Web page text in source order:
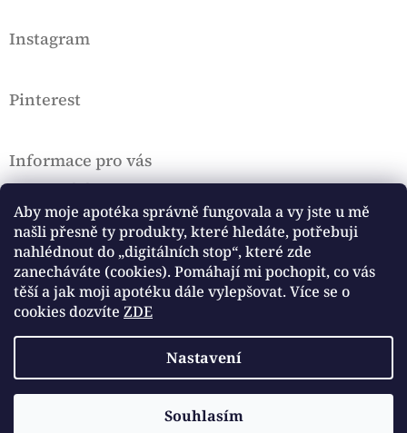
Aby moje apotéka správně fungovala a vy jste u mě
našli přesně ty produkty, které hledáte, potřebuji
nahlédnout do „digitálních stop“, které zde
zanecháváte (cookies). Pomáhají mi pochopit, co vás
těší a jak moji apotéku dále vylepšovat. Více se o
cookies dozvíte ZDE
Nastavení
Souhlasím
📜Ke každé objednávce nad 1100 Kč dávám jako dárek můj
Instagram
Pinterest
Informace pro vás
Doprava a platba
VOP a Rekl. řád
Podmínky ochrany osobních údajů, Cookies
Hodnocení obchodu
Přijímáme online platby
Copyright 2026Cottage Witch Apothecary